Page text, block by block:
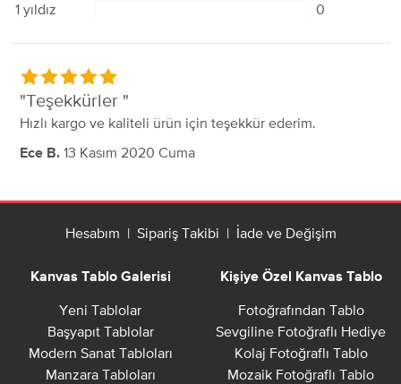
1 yıldız
0
Teşekkürler
Hızlı kargo ve kaliteli ürün için teşekkür ederim.
Ece B. 13 Kasım 2020 Cuma
Hesabım | Sipariş Takibi | İade ve Değişim
Kanvas Tablo Galerisi
Yeni Tablolar
Başyapıt Tablolar
Modern Sanat Tabloları
Manzara Tabloları
Kişiye Özel Kanvas Tablo
Fotoğrafından Tablo
Sevgiline Fotoğraflı Hediye
Kolaj Fotoğraflı Tablo
Mozaik Fotoğraflı Tablo